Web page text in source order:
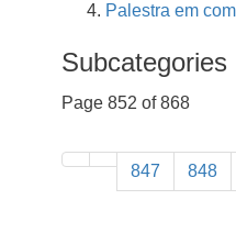
Palestra em
Subcategories
Page 852 of 868
847 848